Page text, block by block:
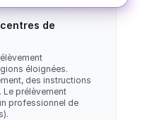
de
éloignées.
des instructions
Le prélèvement
professionnel de